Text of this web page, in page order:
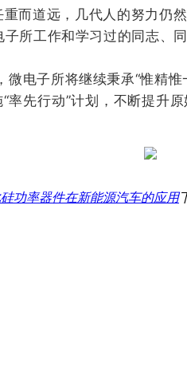
道远，几代人的努力仍
所工作和学习过的同志、
子所将继续秉承“惟精惟
先行动”计划，不断提升
功率器件在新能源汽车的应用